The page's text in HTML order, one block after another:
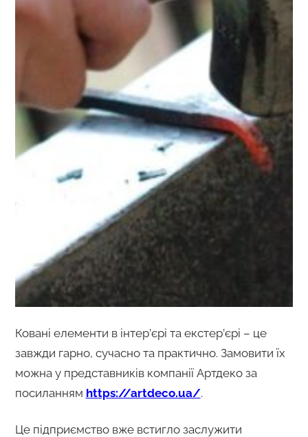
Ковані елементи в інтер’єрі та екстер’єрі – це
завжди гарно, сучасно та практично. Замовити їх
можна у представників компанії Артдеко за
посиланням https://artdeco.ua/.
Це підприємство вже встигло заслужити